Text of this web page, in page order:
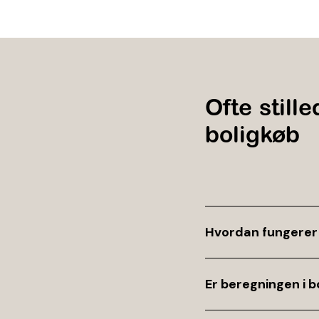
Ofte
boligkøb
Hvordan
indtaster
Er beregningen i